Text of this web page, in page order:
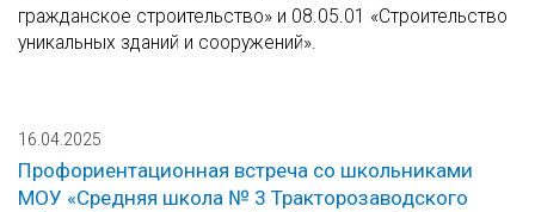
гражданское строительство» и 08.05.01 «Строительство
уникальных зданий и сооружений».
16.04.2025
Профориентационная встреча со школьниками
МОУ «Средняя школа № 3 Тракторозаводского